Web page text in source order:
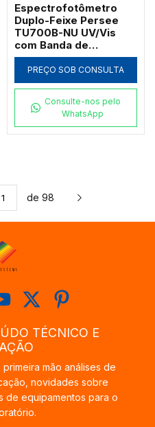
Espectrofotômetro
Duplo-Feixe Persee
TU700B-NU UV/Vis
com Banda de
Passagem 2nm e
Software UVWin (190 a
1100nm)
PREÇO SOB CONSULTA
Consulte-nos pelo
WhatsApp
de 98
TÉCNICO E
mão análises de
novidades sobre
de equipamentos para o